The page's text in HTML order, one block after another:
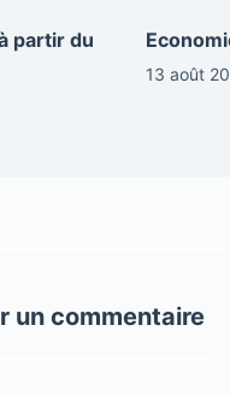
partir du
13 août
un commentaire